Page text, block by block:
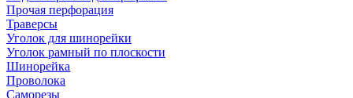
Прочая перфорация
Траверсы
Уголок для шинорейки
Уголок рамный по плоскости
Шинорейка
Проволока
Саморезы